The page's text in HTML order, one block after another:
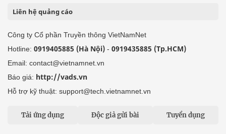
Liên hệ quảng cáo
Công ty Cổ phần Truyền thông VietNamNet
Hotline: 0919405885 (Hà Nội) - 0919435885 (Tp.HCM)
Email: contact@vietnamnet.vn
Báo giá: http://vads.vn
Hỗ trợ kỹ thuật: support@tech.vietnamnet.vn
Tải ứng dụng Độc giả gửi bài Tuyển dụng